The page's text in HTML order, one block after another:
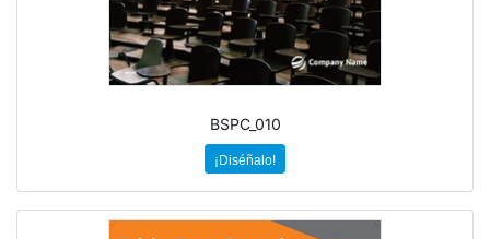
BSPC_010
¡Diséñalo!